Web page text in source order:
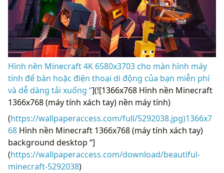
Hình nền Minecraft 4K 6580x3703 cho màn hình máy
tính để bàn hoặc điện thoại di động của bạn miễn phí
và dễ dàng tải xuống “](![1366x768 Hình nền Minecraft
1366x768 (máy tính xách tay) nền máy tính)
(https://wallpaperaccess.com/full/5292038.jpg)1366x7
68 Hình nền Minecraft 1366x768 (máy tính xách tay)
background desktop “]
(https://wallpaperaccess.com/download/beautiful-
minecraft-5292038)